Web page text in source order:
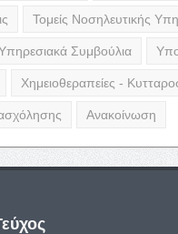
Τομείς Νοσηλευτικής
Συμβούλια
Χημειοθεραπείες -
Ανακοίνωση